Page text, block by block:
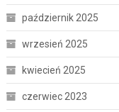
październik 2025
wrzesień 2025
kwiecień 2025
czerwiec 2023